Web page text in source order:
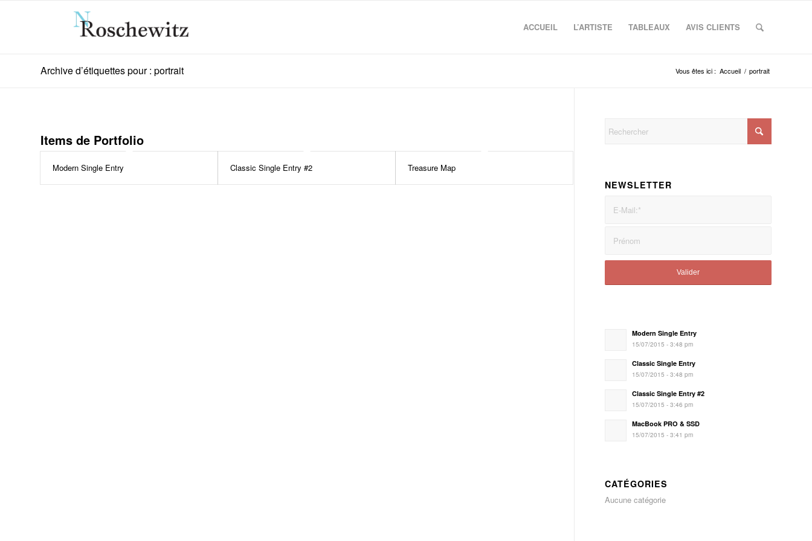
ACCUEIL L’ARTISTE TABLEAUX AVIS CLIENTS
Archive d’étiquettes pour : portrait Vous êtes ici : Accueil / portrait
Items de Portfolio
Modern Single Entry Classic Single Entry #2 Treasure Map
NEWSLETTER
Modern Single Entry
15/07/2015 - 3:48 pm
Classic Single Entry
15/07/2015 - 3:48 pm
Classic Single Entry #2
15/07/2015 - 3:46 pm
MacBook PRO & SSD
15/07/2015 - 3:41 pm
CATÉGORIES
Aucune catégorie